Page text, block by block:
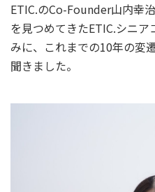
ETIC.のCo-Founder山内幸
を見つめてきたETIC.シニ
みに、これまでの10年の変
聞きました。